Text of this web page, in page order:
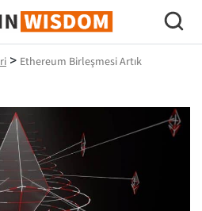
Bilgeliği
> Ethereum Birleşmesi Artık